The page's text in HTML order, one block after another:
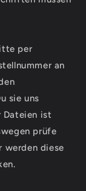
per
an
sie uns
Dateien ist
prüfe
werden diese